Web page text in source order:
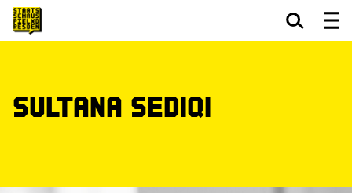
Sultana Sediqi